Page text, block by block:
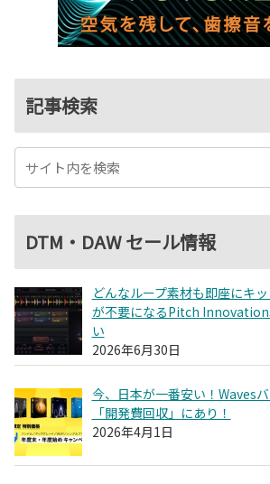
記事検索
DTM・DAW セール情報
どんなループ素材も即座にキ
が不要になるPitch
い
2026年6月30日
今、日本が一番安い！Waves
「開発費回収」にあり！
2026年4月1日